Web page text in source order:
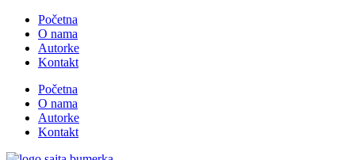
Početna
O nama
Autorke
Kontakt
Početna
O nama
Autorke
Kontakt